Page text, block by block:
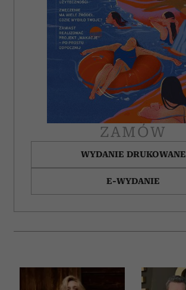
ZAMÓW
WYDANIE DRUKOWANE
E-WYDANIE